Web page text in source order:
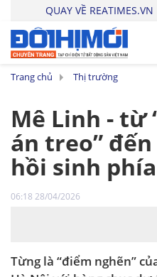
QUAY VỀ REATIMES.VN
Trang chủ Thị trường
Mê Linh - từ
án treo”
hồi sinh
06:18 28/04/2026
Từng là “điểm nghẽn”